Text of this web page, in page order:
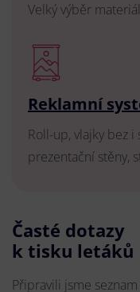
Velký výběr
Reklamní
Roll-up, vlajky bez
prezentační stěny,
Časté dotazy
k tisku letáků
Připravili jsme